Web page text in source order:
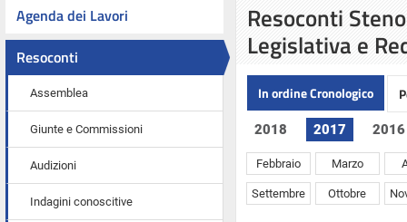
Agenda dei Lavori
Resoconti
Assemblea
Giunte e Commissioni
Audizioni
Indagini conoscitive
Resoconti
Legislativa e
In ordine Cronologico
2018 2017
Febbraio Marzo
Settembre Ottobre
2016